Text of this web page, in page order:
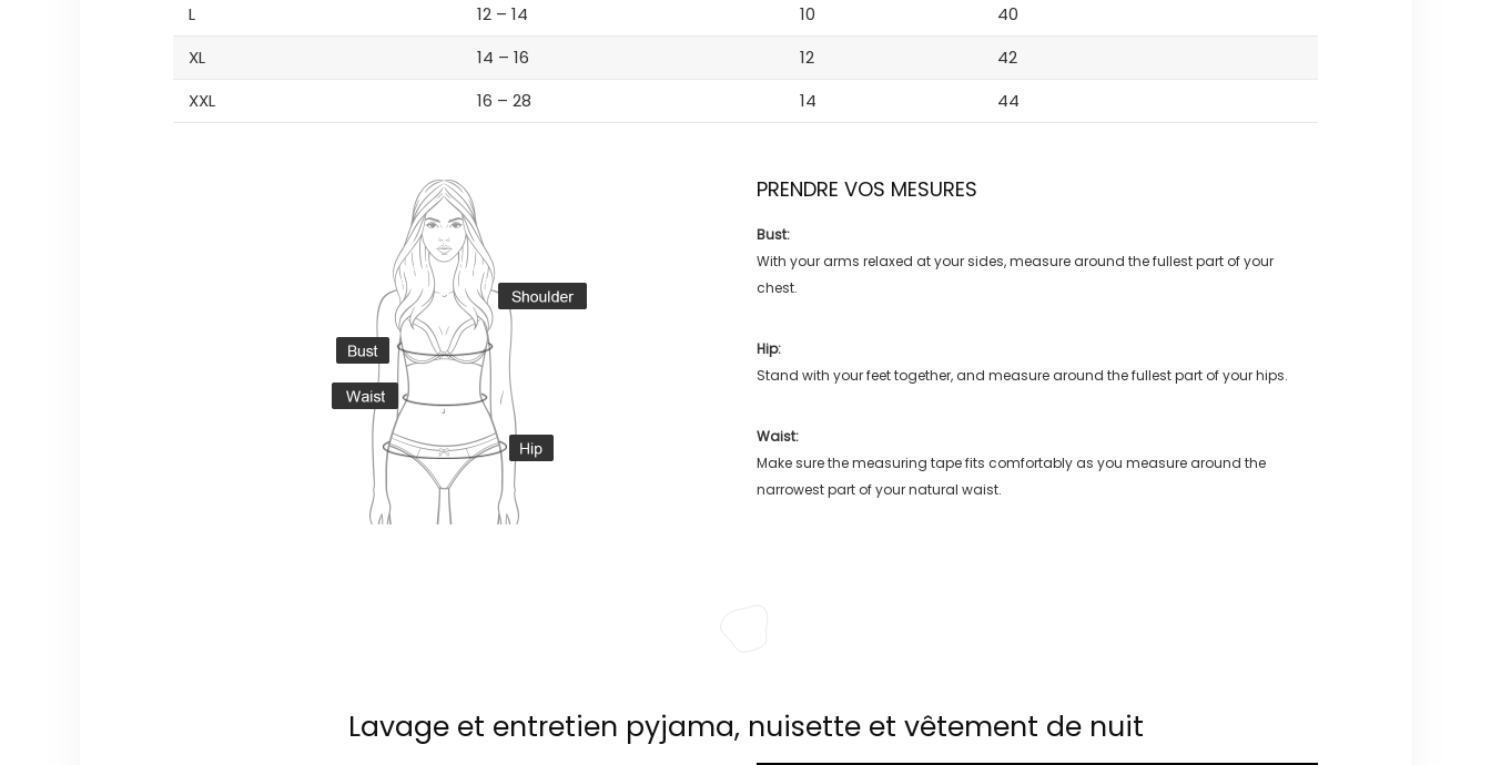
L
12 – 14 10
40
XL
14 – 16 12
42
XXL
16 – 28 14 44
PRENDRE VOS MESURES
Bust:
With your arms relaxed at your sides, measure around the fullest part of your
chest.
Hip:
Stand with your feet together, and measure around the fullest part of your hips.
Waist:
Make sure the measuring tape fits comfortably as you measure around the
narrowest part of your natural waist.
Lavage et entretien pyjama, nuisette et vêtement de nuit